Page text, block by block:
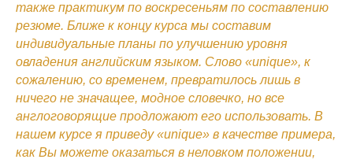
также практикум по воскресеньям по составлению
резюме. Ближе к концу курса мы составим
индивидуальные планы по улучшению уровня
овладения английским языком. Слово «unique», к
сожалению, со временем, превратилось лишь в
ничего не значащее, модное словечко, но все
англоговорящие продложают его использовать. В
нашем курсе я приведу «unique» в качестве примера,
как Вы можете оказаться в неловком положении,